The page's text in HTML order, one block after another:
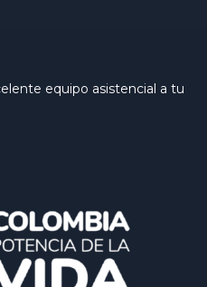
equipo asistencial a tu